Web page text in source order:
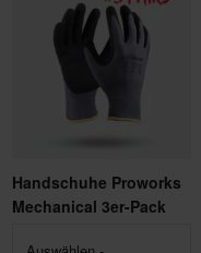
Handschuhe Proworks
Mechanical 3er-Pack